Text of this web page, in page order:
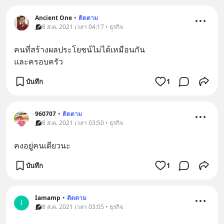
Ancient One • ติดตาม
8 ส.ค. 2021 เวลา 04:17 • ธุรกิจ
คนที่สร้างผลประโยชน์ไม่ได้เหมือนกัน
และครอบครัว
บันทึก 1
960707 • ติดตาม
8 ส.ค. 2021 เวลา 03:50 • ธุรกิจ
คงอยู่คนเดียวนะ
บันทึก 1
I
Iamamp • ติดตาม
8 ส.ค. 2021 เวลา 03:05 • ธุรกิจ